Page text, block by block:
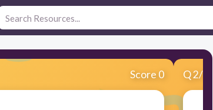
Score 0 Q2/10